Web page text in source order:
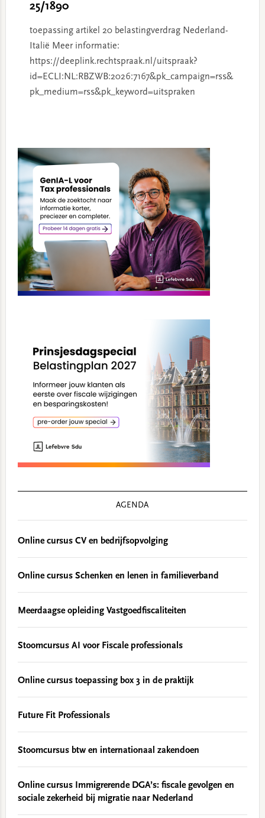
25/1890
toepassing artikel 20 belastingverdrag Nederland-
Italië Meer informatie:
https://deeplink.rechtspraak.nl/uitspraak?
id=ECLI:NL:RBZWB:2026:7167&pk_campaign=rss&
pk_medium=rss&pk_keyword=uitspraken
Sidebar
AGENDA
Online cursus CV en bedrijfsopvolging
Online cursus Schenken en lenen in familieverband
Meerdaagse opleiding Vastgoedfiscaliteiten
Stoomcursus AI voor Fiscale professionals
Online cursus toepassing box 3 in de praktijk
Future Fit Professionals
Stoomcursus btw en internationaal zakendoen
Online cursus Immigrerende DGA’s: fiscale gevolgen en
sociale zekerheid bij migratie naar Nederland